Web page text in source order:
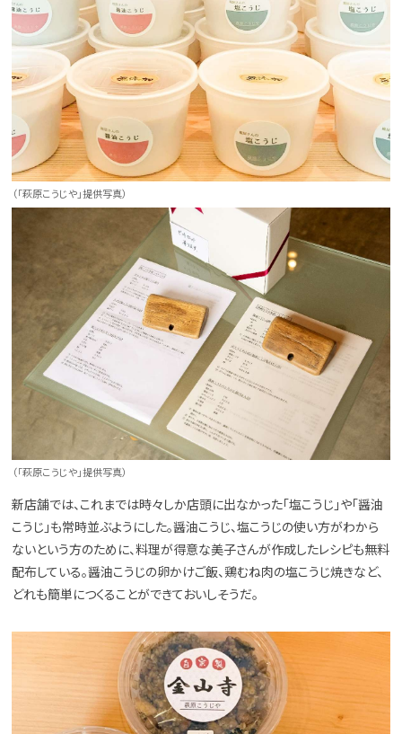
（「萩原こうじや」提供写真）
（「萩原こうじや」提供写真）
新店舗では、これまでは時々しか店頭に出なかった「塩こうじ」や「醤油
こうじ」も常時並ぶようにした。醤油こうじ、塩こうじの使い方がわから
ないという方のために、料理が得意な美子さんが作成したレシピも無料
配布している。醤油こうじの卵かけご飯、鶏むね肉の塩こうじ焼きなど、
どれも簡単につくることができておいしそうだ。